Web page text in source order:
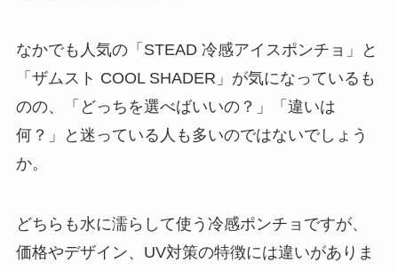
なかでも人気の「STEAD 冷感アイスポンチョ」と
「ザムスト COOL SHADER」が気になっているも
のの、「どっちを選べばいいの？」「違いは
何？」と迷っている人も多いのではないでしょう
か。
どちらも水に濡らして使う冷感ポンチョですが、
価格やデザイン、UV対策の特徴には違いがありま